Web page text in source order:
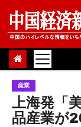
Skip
content
産業
上海発「
品産業が